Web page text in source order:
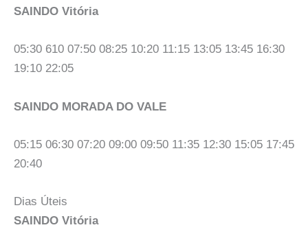
SAINDO Vitória
05:30 610 07:50 08:25 10:20 11:15 13:05 13:45 16:30
19:10 22:05
SAINDO MORADA DO VALE
05:15 06:30 07:20 09:00 09:50 11:35 12:30 15:05 17:45
20:40
Dias Úteis
SAINDO Vitória